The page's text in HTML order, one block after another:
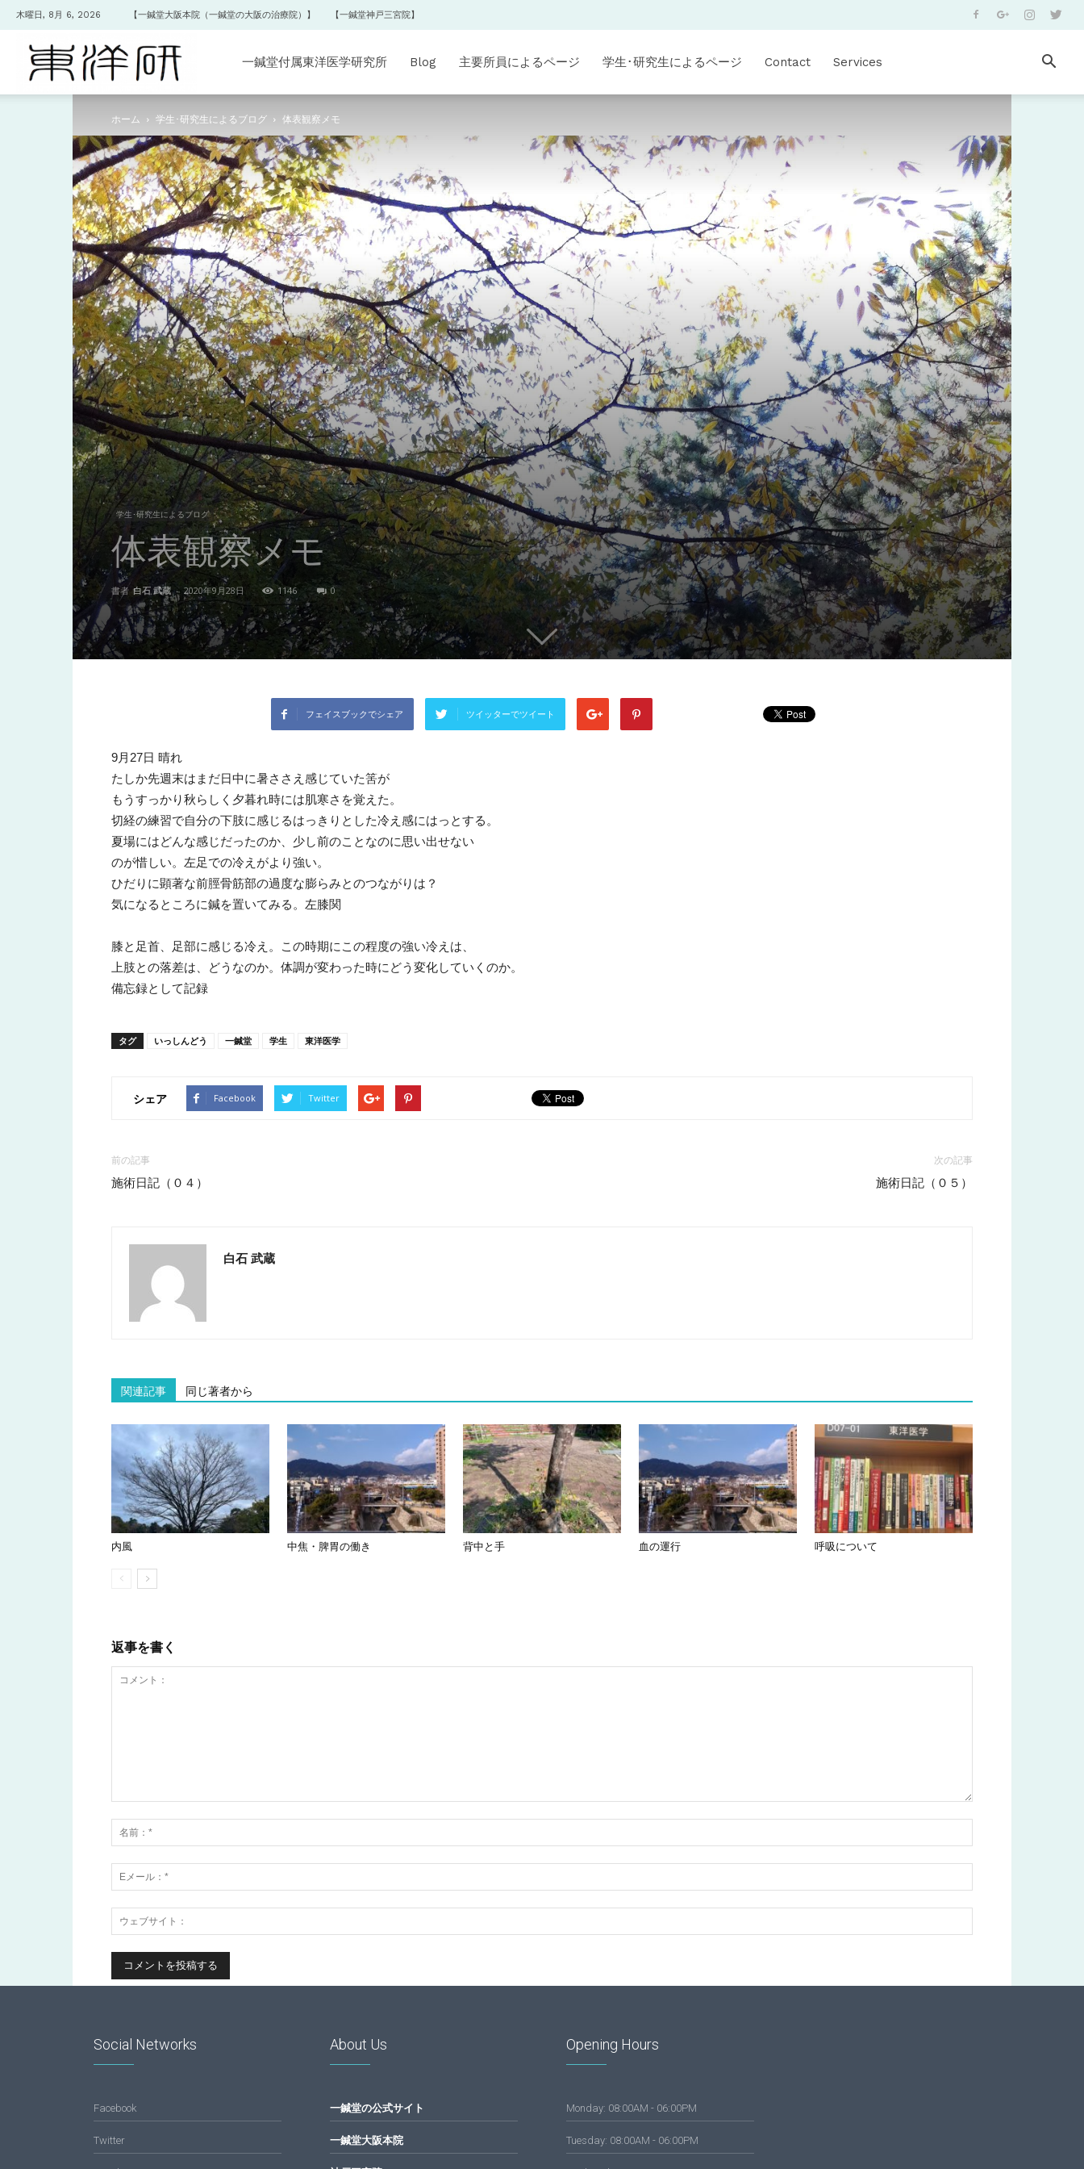
木曜日, 8月 6, 2026 【一鍼堂大阪本院（一鍼堂の大阪の治療院）】 【一鍼堂神戸三宮院】
鍼
堂
付
属
東
洋
医
学
研
所
一鍼堂付属東洋医学研究所 Blog 主要所員によるページ 学生･研究生によるページ Contact Services
ホーム 学生･研究生によるブログ 体表観察メモ
学生･研究生によるブログ
体表観察メモ
書者 白石 武蔵 - 2020年9月28日 1146 0
フェイスブックでシェア ツイッターでツイート
9月27日 晴れ
たしか先週末はまだ日中に暑ささえ感じていた筈が
もうすっかり秋らしく夕暮れ時には肌寒さを覚えた。
切経の練習で自分の下肢に感じるはっきりとした冷え感にはっとする。
夏場にはどんな感じだったのか、少し前のことなのに思い出せない
のが惜しい。左足での冷えがより強い。
ひだりに顕著な前脛骨筋部の過度な膨らみとのつながりは？
気になるところに鍼を置いてみる。左膝関
膝と足首、足部に感じる冷え。この時期にこの程度の強い冷えは、
上肢との落差は、どうなのか。体調が変わった時にどう変化していくのか。
備忘録として記録
タグ いっしんどう 一鍼堂 学生 東洋医学
シェア Facebook Twitter
前の記事
施術日記（０４）
次の記事
施術日記（０５）
白石 武蔵
関連記事 同じ著者から
内風 中焦・脾胃の働き 背中と手 血の運行 呼吸について
返事を書く
Social Networks
Facebook
Twitter
About Us
一鍼堂の公式サイト
一鍼堂大阪本院
Opening Hours
Monday: 08:00AM - 06:00PM
Tuesday: 08:00AM - 06:00PM